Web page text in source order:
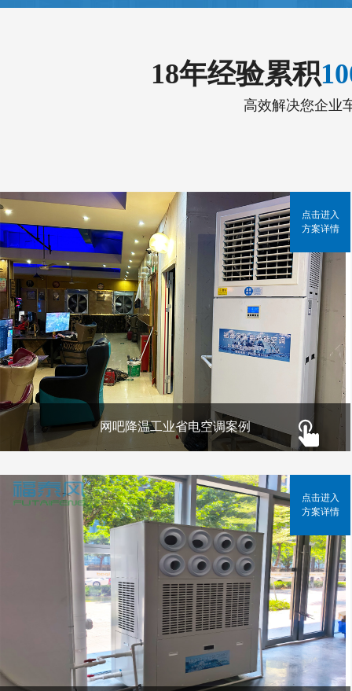
18年经验累积
高效解决您企业
网吧降温工业省电空调案例
点击进入
方案详情
点击进入
方案详情